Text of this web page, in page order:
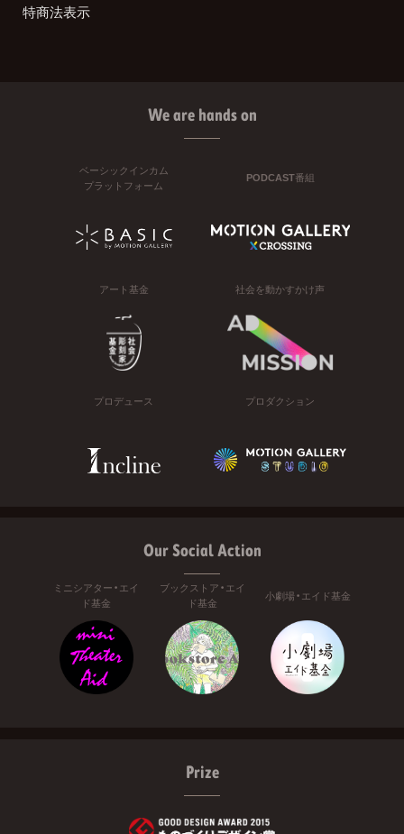
特商法表示
We are hands on
ベーシックインカム
プラットフォーム
PODCAST番組
アート基金 社会を動かすかけ声
プロデュース プロダクション
Our Social Action
ミニシアター・エイ
ド基金
ブックストア・エイ
ド基金
小劇場・エイド基金
Prize